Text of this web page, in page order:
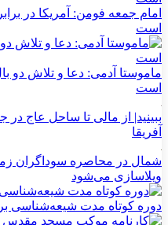
امام جمعه فومن: آمریکا در
است
ماموستا آدمی: دعا و تلاش
است
ببینید| از مالی تا ساحل عاج
آفریقا
شمال در محاصره سوداگران
ویلاسازی می‌شود
دوره کوتاه مدت شیعه‌شناسی